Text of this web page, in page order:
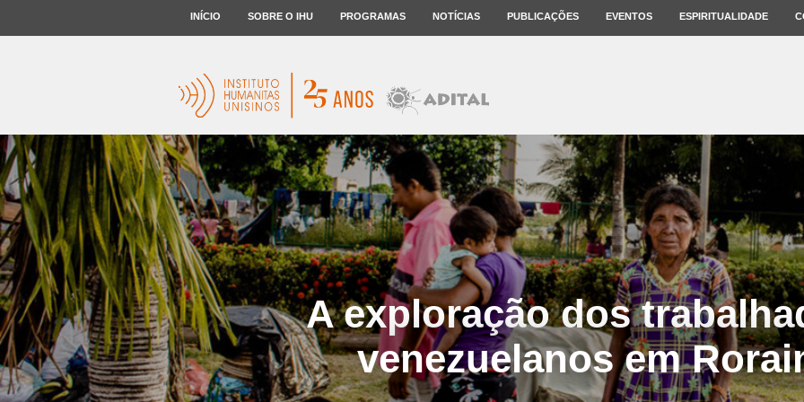
INÍCIO SOBRE O IHU PROGRAMAS NOTÍCIAS PUBLICAÇÕES EVENTOS ESPIRITUALIDADE
A exploração dos
venezuelanos em